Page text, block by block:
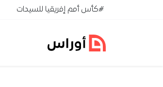
تخطي إلى المحتوى#كأس أمم إفريقيا للسيدات